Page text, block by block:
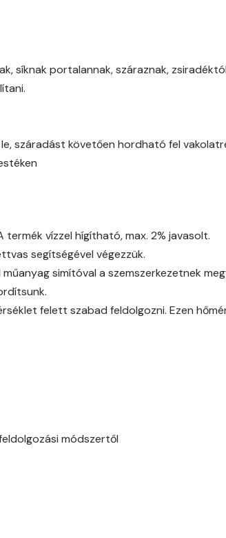
Mouse-grey A
síknak portalannak, száraznak,
le, száradást követően hordható fel
vízzel hígítható, max. 2% javasolt.
segítségével végezzük.
simítóval a szemszerkezetnek
felett szabad feldolgozni. Ezen
módszertől